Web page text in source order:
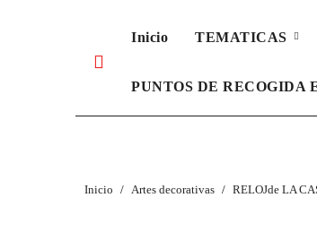
Inicio TEMATICAS
PUNTOS DE
Inicio Artes decorativas RELOJde LA